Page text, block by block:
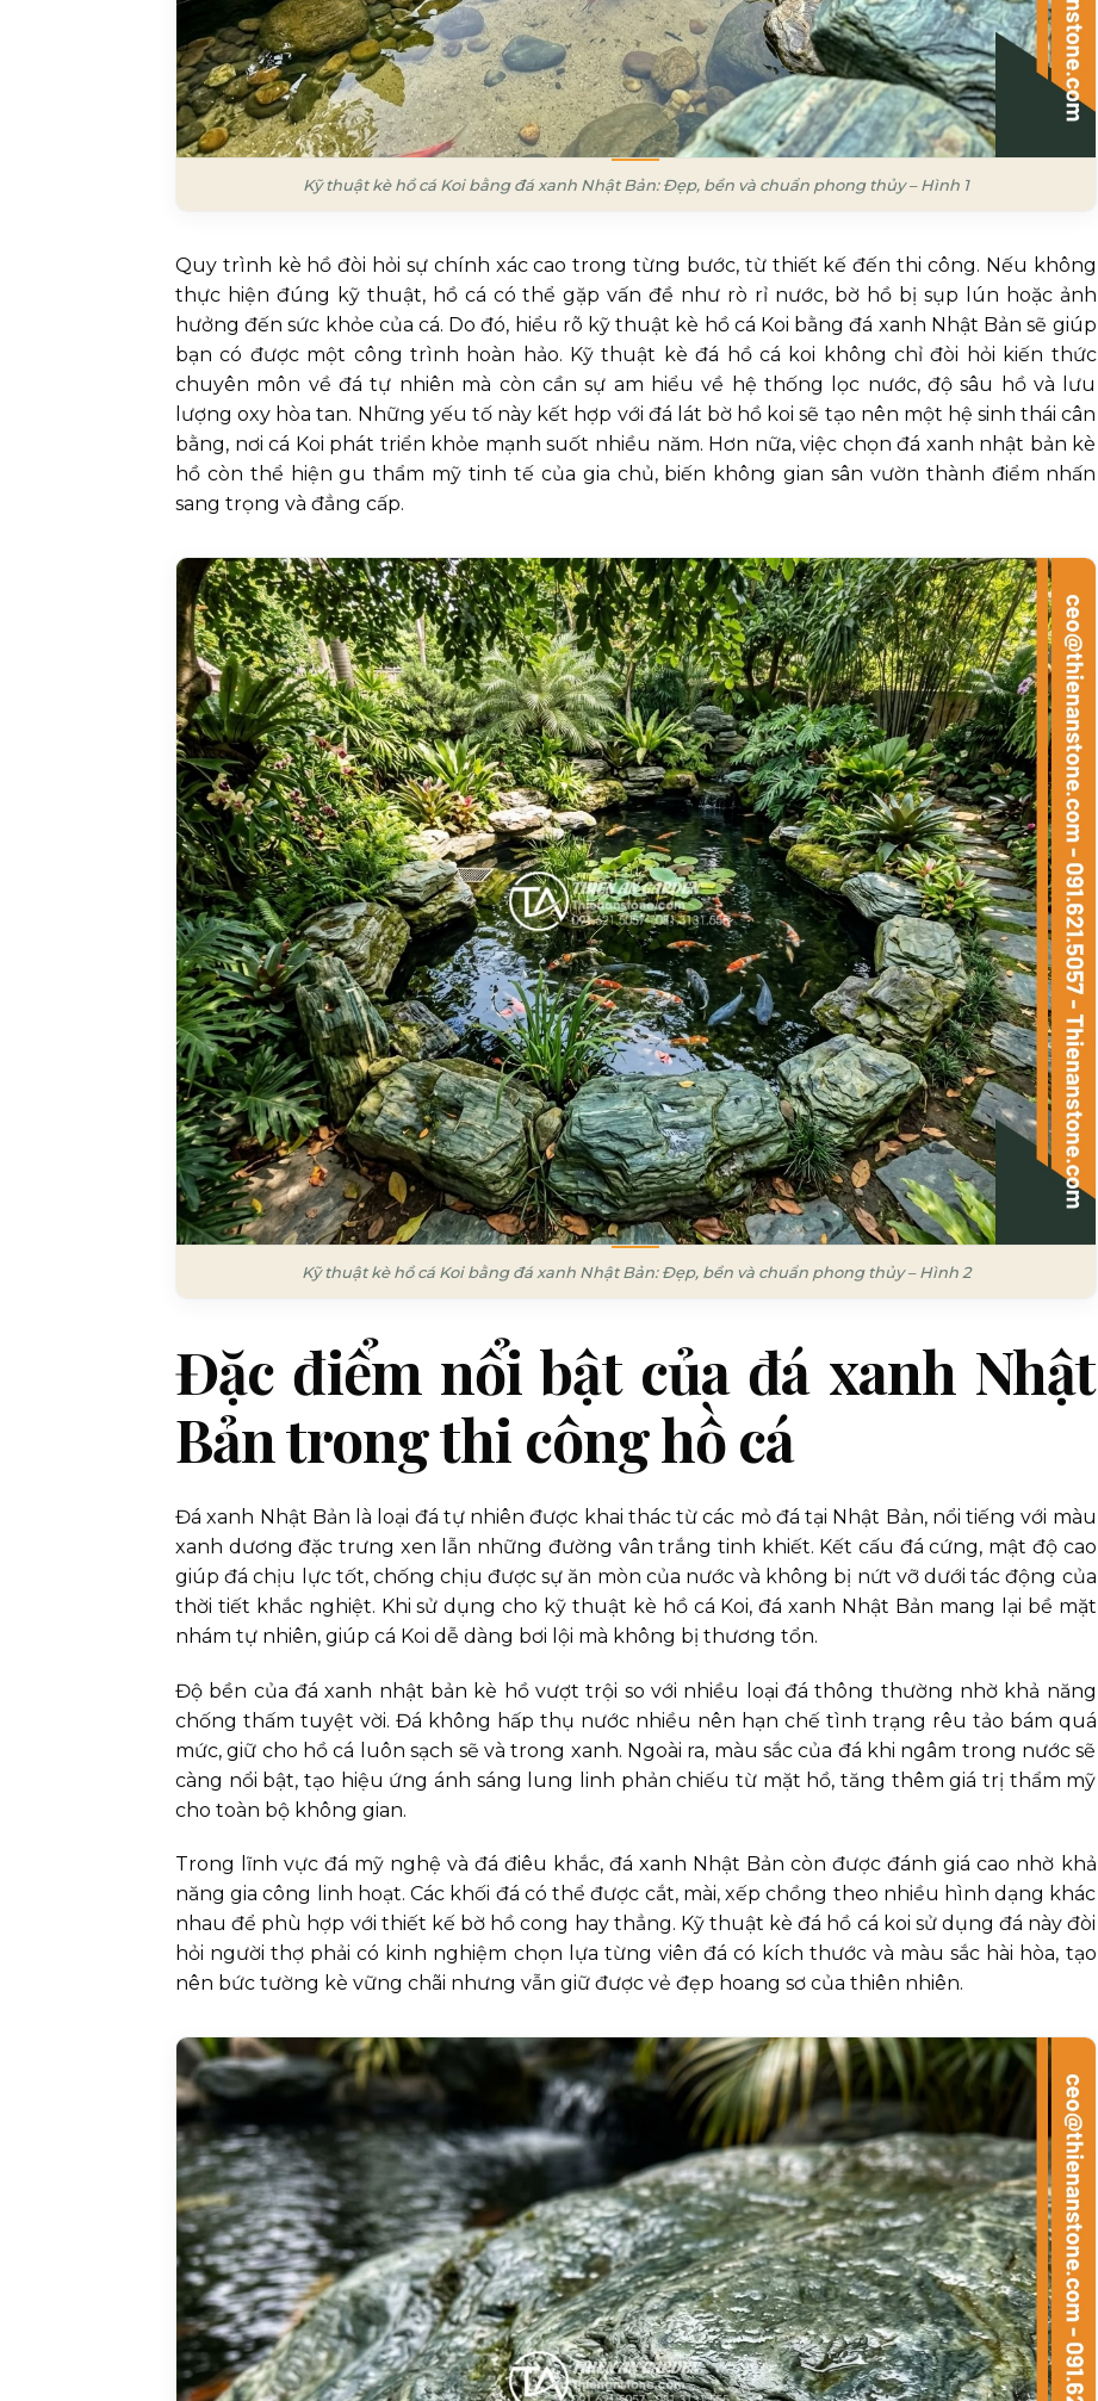
Kỹ thuật kè hồ cá Koi bằng đá xanh Nhật Bản: Đẹp, bền và chuẩn phong thủy – Hình 1
Quy trình kè hồ đòi hỏi sự chính xác cao trong từng bước, từ thiết kế đến thi công. Nếu không
thực hiện đúng kỹ thuật, hồ cá có thể gặp vấn đề như rò rỉ nước, bờ hồ bị sụp lún hoặc ảnh
hưởng đến sức khỏe của cá. Do đó, hiểu rõ kỹ thuật kè hồ cá Koi bằng đá xanh Nhật Bản sẽ giúp
bạn có được một công trình hoàn hảo. Kỹ thuật kè đá hồ cá koi không chỉ đòi hỏi kiến thức
chuyên môn về đá tự nhiên mà còn cần sự am hiểu về hệ thống lọc nước, độ sâu hồ và lưu
lượng oxy hòa tan. Những yếu tố này kết hợp với đá lát bờ hồ koi sẽ tạo nên một hệ sinh thái cân
bằng, nơi cá Koi phát triển khỏe mạnh suốt nhiều năm. Hơn nữa, việc chọn đá xanh nhật bản kè
hồ còn thể hiện gu thẩm mỹ tinh tế của gia chủ, biến không gian sân vườn thành điểm nhấn
sang trọng và đẳng cấp.
Kỹ thuật kè hồ cá Koi bằng đá xanh Nhật Bản: Đẹp, bền và chuẩn phong thủy – Hình 2
Đặc điểm nổi bật của đá xanh Nhật
Bản trong thi công hồ cá
Đá xanh Nhật Bản là loại đá tự nhiên được khai thác từ các mỏ đá tại Nhật Bản, nổi tiếng với màu
xanh dương đặc trưng xen lẫn những đường vân trắng tinh khiết. Kết cấu đá cứng, mật độ cao
giúp đá chịu lực tốt, chống chịu được sự ăn mòn của nước và không bị nứt vỡ dưới tác động của
thời tiết khắc nghiệt. Khi sử dụng cho kỹ thuật kè hồ cá Koi, đá xanh Nhật Bản mang lại bề mặt
nhám tự nhiên, giúp cá Koi dễ dàng bơi lội mà không bị thương tổn.
Độ bền của đá xanh nhật bản kè hồ vượt trội so với nhiều loại đá thông thường nhờ khả năng
chống thấm tuyệt vời. Đá không hấp thụ nước nhiều nên hạn chế tình trạng rêu tảo bám quá
mức, giữ cho hồ cá luôn sạch sẽ và trong xanh. Ngoài ra, màu sắc của đá khi ngâm trong nước sẽ
càng nổi bật, tạo hiệu ứng ánh sáng lung linh phản chiếu từ mặt hồ, tăng thêm giá trị thẩm mỹ
cho toàn bộ không gian.
Trong lĩnh vực đá mỹ nghệ và đá điêu khắc, đá xanh Nhật Bản còn được đánh giá cao nhờ khả
năng gia công linh hoạt. Các khối đá có thể được cắt, mài, xếp chồng theo nhiều hình dạng khác
nhau để phù hợp với thiết kế bờ hồ cong hay thẳng. Kỹ thuật kè đá hồ cá koi sử dụng đá này đòi
hỏi người thợ phải có kinh nghiệm chọn lựa từng viên đá có kích thước và màu sắc hài hòa, tạo
nên bức tường kè vững chãi nhưng vẫn giữ được vẻ đẹp hoang sơ của thiên nhiên.